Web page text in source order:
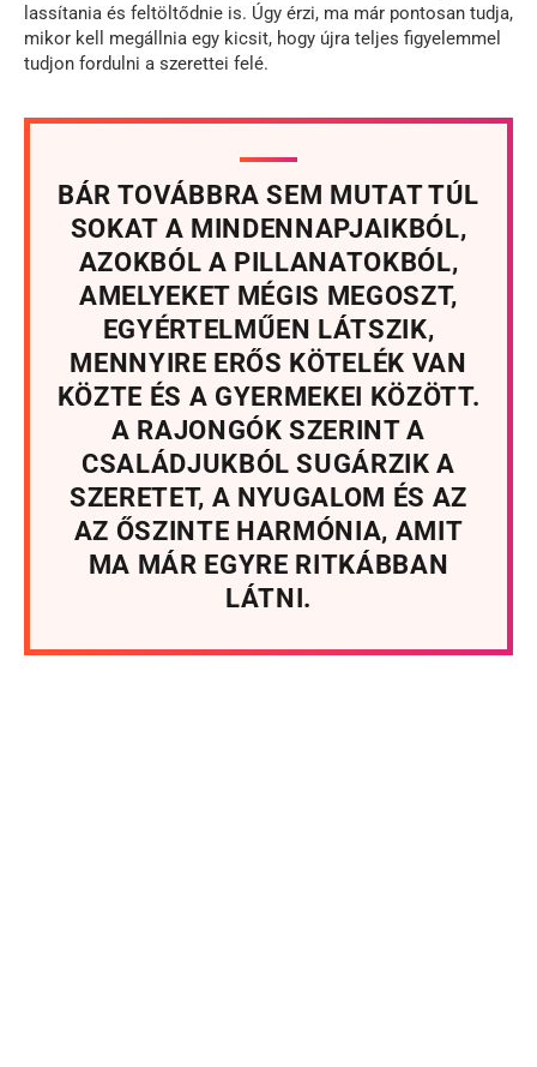
lassítania és feltöltődnie is. Úgy érzi, ma már pontosan tudja,
mikor kell megállnia egy kicsit, hogy újra teljes figyelemmel
tudjon fordulni a szerettei felé.
BÁR TOVÁBBRA SEM MUTAT TÚL
SOKAT A MINDENNAPJAIKBÓL,
AZOKBÓL A PILLANATOKBÓL,
AMELYEKET MÉGIS MEGOSZT,
EGYÉRTELMŰEN LÁTSZIK,
MENNYIRE ERŐS KÖTELÉK VAN
KÖZTE ÉS A GYERMEKEI KÖZÖTT.
A RAJONGÓK SZERINT A
CSALÁDJUKBÓL SUGÁRZIK A
SZERETET, A NYUGALOM ÉS AZ
AZ ŐSZINTE HARMÓNIA, AMIT
MA MÁR EGYRE RITKÁBBAN
LÁTNI.